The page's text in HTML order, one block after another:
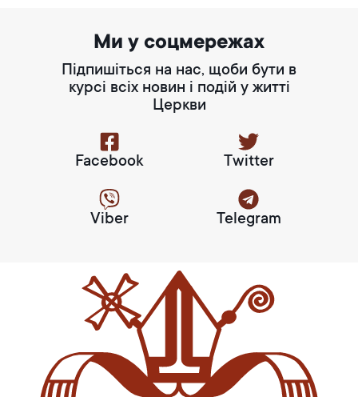
Ми у соцмережах
Підпишіться на нас, щоби бути в
курсі всіх новин і подій у житті
Церкви
Facebook Twitter
Viber Telegram